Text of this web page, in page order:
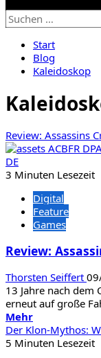
Suchen
nach:
Start
Blog
Kaleidoskop
Review: Assassins
3 Minuten Lesezeit
Digital
Feature
Games
Review:
Thorsten Seiffert
13 Jahre nach dem
erneut auf große
MehrMehr
über
Der Klon-Mythos:
5 Minuten Lesezeit